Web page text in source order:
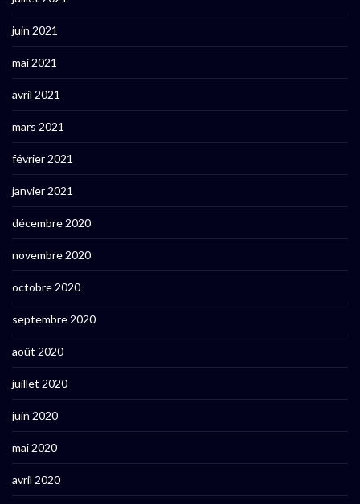
juin 2021
mai 2021
avril 2021
mars 2021
février 2021
janvier 2021
décembre 2020
novembre 2020
octobre 2020
septembre 2020
août 2020
juillet 2020
juin 2020
mai 2020
avril 2020